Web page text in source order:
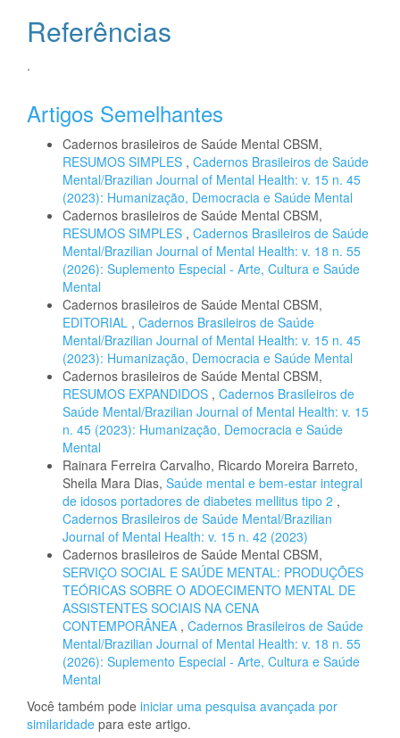
Referências
.
Artigos Semelhantes
Cadernos brasileiros de Saúde Mental CBSM,
RESUMOS SIMPLES , Cadernos Brasileiros de Saúde
Mental/Brazilian Journal of Mental Health: v. 15 n. 45
(2023): Humanização, Democracia e Saúde Mental
Cadernos brasileiros de Saúde Mental CBSM,
RESUMOS SIMPLES , Cadernos Brasileiros de Saúde
Mental/Brazilian Journal of Mental Health: v. 18 n. 55
(2026): Suplemento Especial - Arte, Cultura e Saúde
Mental
Cadernos brasileiros de Saúde Mental CBSM,
EDITORIAL , Cadernos Brasileiros de Saúde
Mental/Brazilian Journal of Mental Health: v. 15 n. 45
(2023): Humanização, Democracia e Saúde Mental
Cadernos brasileiros de Saúde Mental CBSM,
RESUMOS EXPANDIDOS , Cadernos Brasileiros de
Saúde Mental/Brazilian Journal of Mental Health: v. 15
n. 45 (2023): Humanização, Democracia e Saúde
Mental
Rainara Ferreira Carvalho, Ricardo Moreira Barreto,
Sheila Mara Dias, Saúde mental e bem-estar integral
de idosos portadores de diabetes mellitus tipo 2 ,
Cadernos Brasileiros de Saúde Mental/Brazilian
Journal of Mental Health: v. 15 n. 42 (2023)
Cadernos brasileiros de Saúde Mental CBSM,
SERVIÇO SOCIAL E SAÚDE MENTAL: PRODUÇÕES
TEÓRICAS SOBRE O ADOECIMENTO MENTAL DE
ASSISTENTES SOCIAIS NA CENA
CONTEMPORÂNEA , Cadernos Brasileiros de Saúde
Mental/Brazilian Journal of Mental Health: v. 18 n. 55
(2026): Suplemento Especial - Arte, Cultura e Saúde
Mental
Você também pode iniciar uma pesquisa avançada por
similaridade para este artigo.